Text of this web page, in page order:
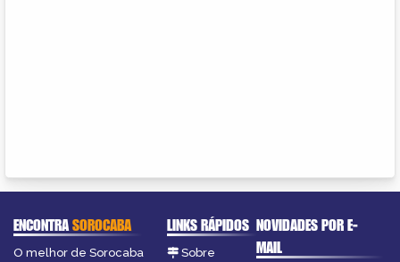
ENCONTRASOROCABA
O melhor de Sorocaba
LINKS RÁPIDOS
Sobre
NOVIDADES POR E-
MAIL